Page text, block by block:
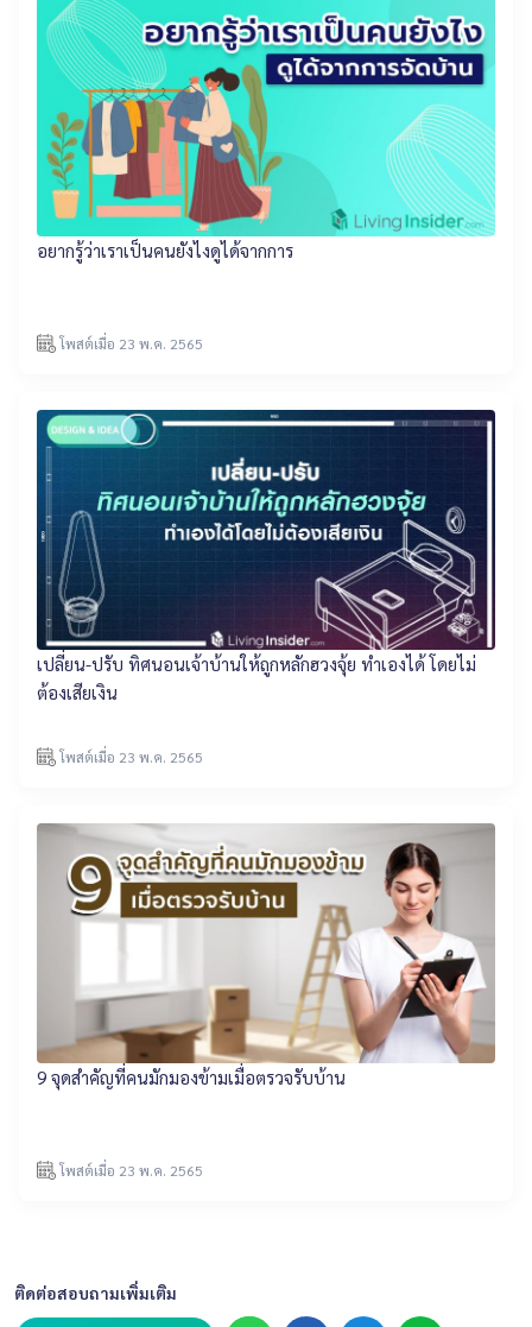
อยากรู้ว่าเราเป็นคนยังไงดูได้จากการ
โพสต์เมื่อ 23 พ.ค. 2565
เปลี่ยน-ปรับ ทิศนอนเจ้าบ้านให้ถูกหลักฮวงจุ้ย ทำเองได้ โดยไม่
ต้องเสียเงิน
โพสต์เมื่อ 23 พ.ค. 2565
9 จุดสำคัญที่คนมักมองข้ามเมื่อตรวจรับบ้าน
โพสต์เมื่อ 23 พ.ค. 2565
ติดต่อสอบถามเพิ่มเติม